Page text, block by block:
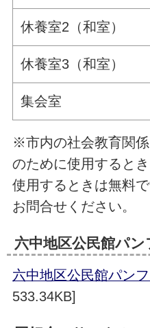
休養室2（和室）
休養室3（和室）
集会室
※市内の社会教育関
のために使用すると
使用するときは無料
お問合せください。
六中地区公民館パン
六中地区公民館パン
533.34KB]